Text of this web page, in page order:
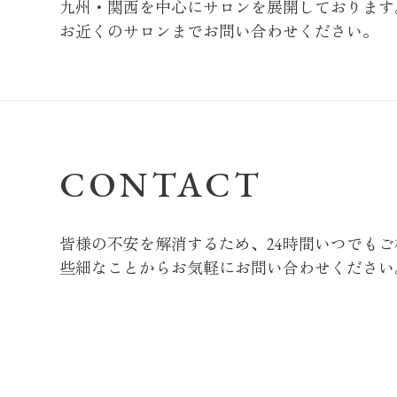
九州・関西を中心にサロンを展開しております
お近くのサロンまでお問い合わせください。
CONTACT
皆様の不安を解消するため、24時間いつでもご
些細なことからお気軽にお問い合わせください